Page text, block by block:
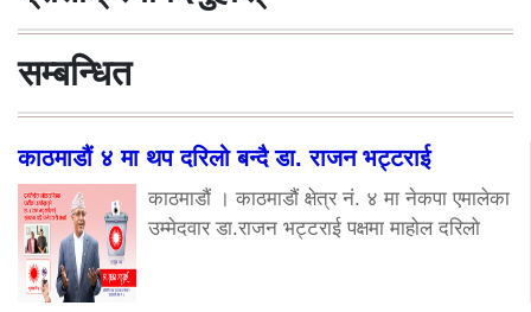
सम्बन्धित
काठमाडौं ४ मा थप दरिलो बन्दै डा. राजन भट्टराई
काठमाडौं । काठमाडौं क्षेत्र नं. ४ मा नेकपा एमालेका
उम्मेदवार डा.राजन भट्टराई पक्षमा माहोल दरिलो